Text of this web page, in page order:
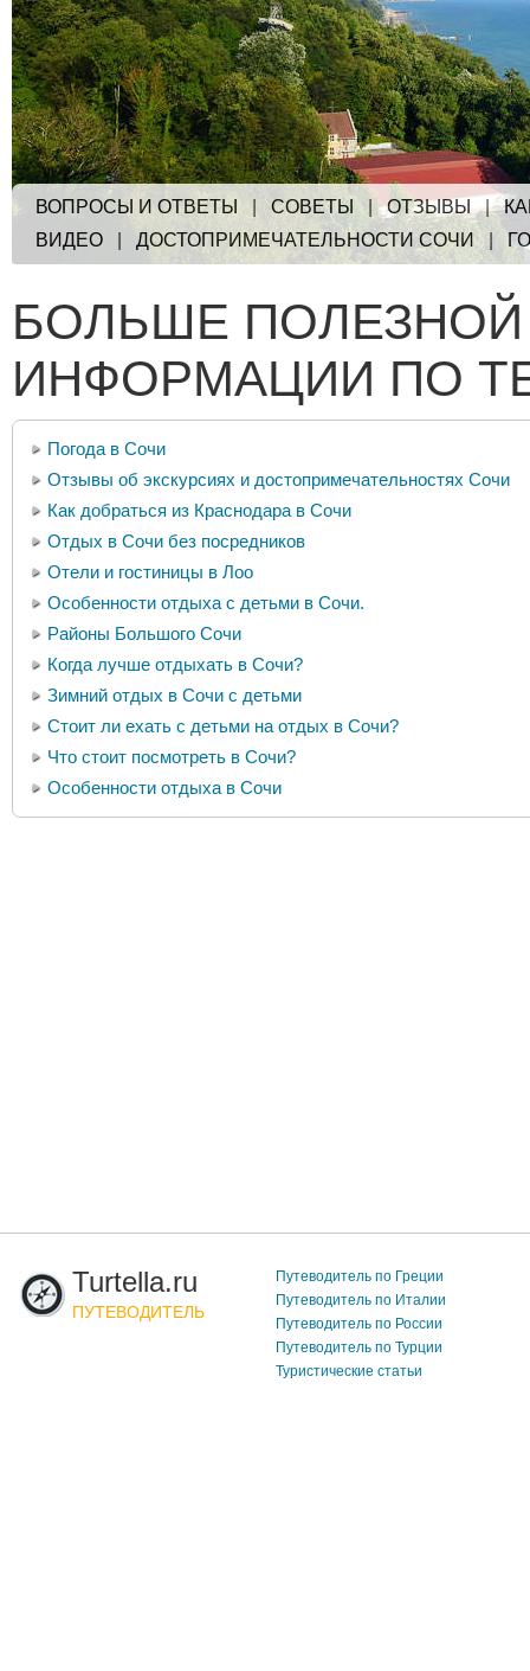
ВОПРОСЫ И ОТВЕТЫ СОВЕТЫ |ОТЗЫВЫ |
ВИДЕО
ДОСТОПРИМЕЧАТЕЛЬНОСТИ СОЧИ
БОЛЬШЕ ПОЛЕЗНОЙ
ИНФОРМАЦИИ ПО
Погода в Сочи
Отзывы об экскурсиях и достопримечательностях Сочи
Как добраться из Краснодара в Сочи
Отдых в Сочи без посредников
Отели и гостиницы в Лоо
Особенности отдыха с детьми в Сочи.
Районы Большого Сочи
Когда лучше отдыхать в Сочи?
Зимний отдых в Сочи с детьми
Стоит ли ехать с детьми на отдых в Сочи?
Что стоит посмотреть в Сочи?
Особенности отдыха в Сочи
Turtella.ru
ПУТЕВОДИТЕЛЬ
Путеводитель по Греции
Путеводитель по Италии
Путеводитель по России
Путеводитель по Турции
Туристические статьи